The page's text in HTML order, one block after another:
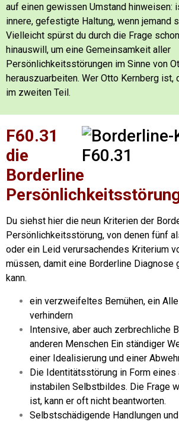
auf einen gewissen Umstand hinweisen:
innere, gefestigte Haltung, wenn jemand
Vielleicht spürst du durch die Frage
hinauswill, um eine Gemeinsamkeit aller
Persönlichkeitsstörungen im Sinne von
herauszuarbeiten. Wer Otto Kernberg ist,
im zweiten Teil.
F60.31
die
Borderline
Du siehst hier die neun Kriterien der
Persönlichkeitsstörung, von denen fünf
oder ein Leid verursachendes Kriterium
müssen, damit eine Borderline Diagnose
kann.
ein verzweifeltes Bemühen, ein
verhindern
Intensive, aber auch zerbrechliche
anderen Menschen Ein ständiger
einer Idealisierung und einer
Die Identitätsstörung in Form eines
instabilen Selbstbildes. Die Frage
ist, kann er oft nicht beantworten.
Selbstschädigende Handlungen